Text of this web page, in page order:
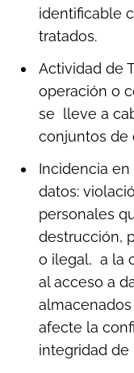
identificable
tratados.
Actividad de
operación o
se lleve a
conjuntos de
Incidencia
datos:
personales
destrucción,
o ilegal, a la
al acceso a
afecte la
integridad de